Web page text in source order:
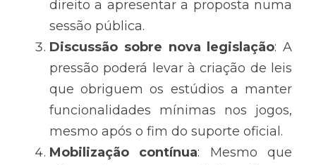
direito a apresentar a proposta numa
sessão pública.
Discussão sobre nova legislação: A
pressão poderá levar à criação de leis
que obriguem os estúdios a manter
funcionalidades mínimas nos jogos,
mesmo após o fim do suporte oficial.
Mobilização contínua: Mesmo que